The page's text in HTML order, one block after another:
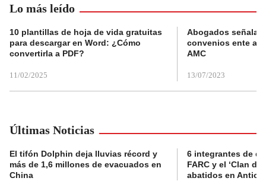
Lo más leído
10 plantillas de hoja de vida gratuitas
para descargar en Word: ¿Cómo
convertirla a PDF?
11/02/2025
Abogados
convenios ente
AMC
13/07/2023
Últimas Noticias
El tifón Dolphin deja lluvias récord y
más de 1,6 millones de evacuados en
China
6 integrantes de
FARC y el ‘Clan
abatidos en